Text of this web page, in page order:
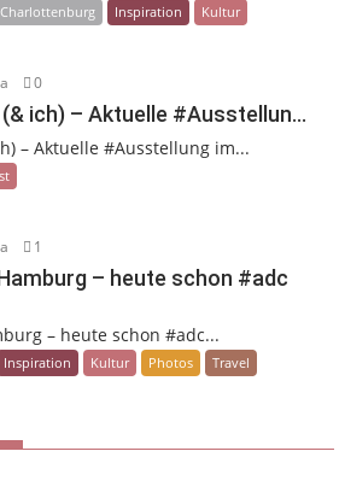
Charlottenburg Inspiration Kultur
0
ich) – Aktuelle #Ausstellun…
– Aktuelle #Ausstellung im...
1
– heute schon #adc
– heute schon #adc...
Inspiration Kultur Photos Travel